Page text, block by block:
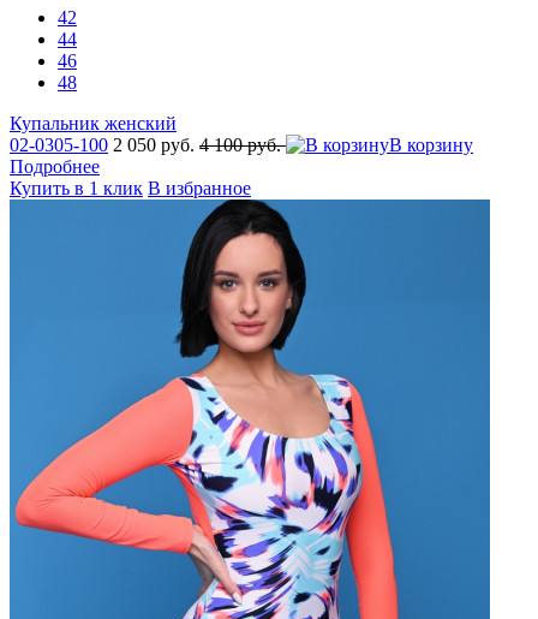
42
44
46
48
Купальник женский
02-0305-100 2 050 руб. 4 100 руб.
В корзину
Подробнее
Купить в 1 клик В избранное